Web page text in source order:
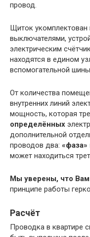
провод.
Щиток укомплектован
выключателями,
электрическим
находятся в едином
вспомогательной
От количества
внутренних линий
мощность, которая
определённых
дополнительной
проводов два: «фаза»
может находиться
Мы уверены, что Вам
принципе работы
Расчёт
Проводка в квартире